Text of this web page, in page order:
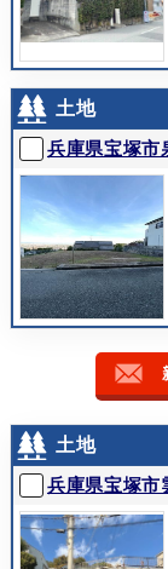
土地
兵庫県宝塚市
土地
兵庫県宝塚市